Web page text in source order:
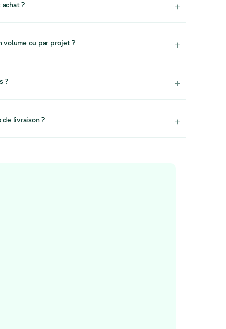
? +
stock limité, nous ne réservons généralement
volume ou par projet ? +
envergure ou les commandes en volume, nous
solutions d’aménagement à grande échelle.
? +
assemblés. Cela garantit une installation
livraison ? +
flexibilité de choisir la date qui vous convient.
obtenir de l’aide.